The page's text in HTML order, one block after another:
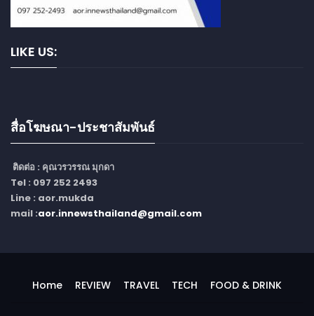
LIKE US:
สื่อโฆษณา-ประชาสัมพันธ์
ติดต่อ : คุณวรวรรณ มุกดา
Tel : 097 252 2493
Line : aor.mukda
mail :aor.innewsthailand@gmail.com
Home REVIEW TRAVEL TECH FOOD & DRINK